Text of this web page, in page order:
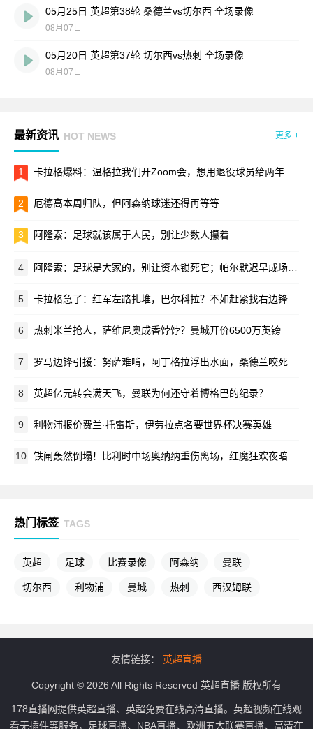
05月25日 英超第38轮 桑德兰vs切尔西 全场录像
08月07日
05月20日 英超第37轮 切尔西vs热刺 全场录像
08月07日
最新资讯 HOT NEWS 更多 +
1 卡拉格爆料：温格拉我们开Zoom会，想用退役球员给两年一届世界杯站台
2 厄德高本周归队，但阿森纳球迷还得再等等
3 阿隆索：足球就该属于人民，别让少数人攥着
4 阿隆索：足球是大家的，别让资本锁死它；帕尔默迟早成场上领袖
5 卡拉格急了：红军左路扎堆，巴尔科拉？不如赶紧找右边锋接班萨拉赫！
6 热刺米兰抢人，萨维尼奥成香饽饽？曼城开价6500万英镑
7 罗马边锋引援：努萨难啃，阿丁格拉浮出水面，桑德兰咬死3500万
8 英超亿元转会满天飞，曼联为何还守着博格巴的纪录？
9 利物浦报价费兰·托雷斯，伊劳拉点名要世界杯决赛英雄
10 铁闸轰然倒塌！比利时中场奥纳纳重伤离场，红魔狂欢夜暗藏悲情
热门标签 TAGS
英超 足球 比赛录像 阿森纳 曼联
切尔西 利物浦 曼城 热刺 西汉姆联
友情链接： 英超直播
Copyright © 2026 All Rights Reserved 英超直播 版权所有
178直播网提供英超直播、英超免费在线高清直播。英超视频在线观
看无插件等服务，足球直播、NBA直播、欧洲五大联赛直播、高清在